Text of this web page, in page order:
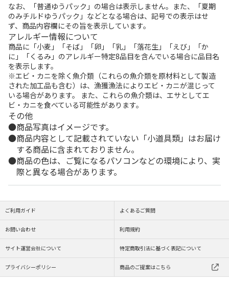
なお、「普通ゆうパック」の場合は表示しません。また、「夏期
のみチルドゆうパック」などとなる場合は、記号での表示はせ
ず、商品内容欄にその旨を表示しています。
アレルギー情報について
商品に「小麦」「そば」「卵」「乳」「落花生」「えび」「か
に」「くるみ」のアレルギー特定8品目を含んでいる場合に品目名
を表示します。
※エビ・カニを除く魚介類（これらの魚介類を原材料として製造
された加工品も含む）は、漁獲漁法によりエビ・カニが混じって
いる場合があります。 また、これらの魚介類は、エサとしてエ
ビ・カニを食べている可能性があります。
その他
商品写真はイメージです。
商品内容として記載されていない「小道具類」はお届け
する商品に含まれておりません。
商品の色は、ご覧になるパソコンなどの環境により、実
際と異なる場合があります。
ご利用ガイド よくあるご質問
お問い合わせ 利用規約
サイト運営会社について 特定商取引法に基づく表記について
プライバシーポリシー 商品のご提案はこちら